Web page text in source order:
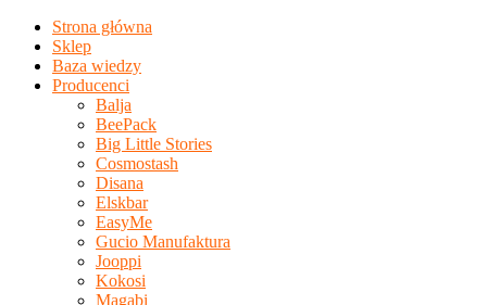
Strona główna
Sklep
Baza wiedzy
Producenci
Balja
BeePack
Big Little Stories
Cosmostash
Disana
Elskbar
EasyMe
Gucio Manufaktura
Jooppi
Kokosi
Magabi